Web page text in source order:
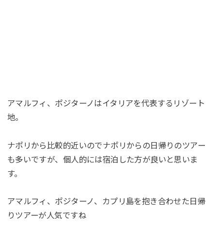
アマルフィ、ポジターノはイタリアを代表するリゾート
地。
ナポリから比較的近いのでナポリからの日帰りのツアー
も多いですが、個人的には宿泊した方が良いと思いま
す。
アマルフィ、ポジターノ、カプリ島を抱き合わせた日帰
りツアーが人気ですね